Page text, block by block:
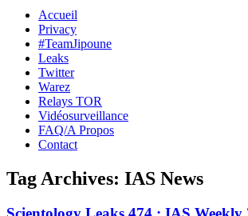
Skip
content
Accueil
Privacy
#TeamJipoune
Leaks
Twitter
Warez
Relays TOR
Vidéosurveillance
FAQ/A Propos
Contact
Tag Archives: IAS News